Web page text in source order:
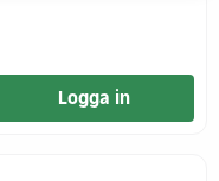
Logga in